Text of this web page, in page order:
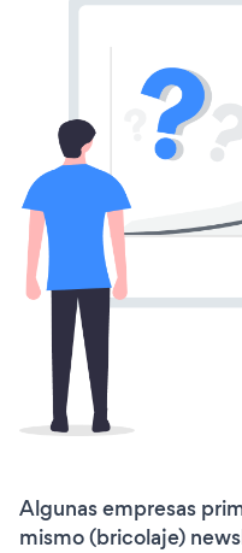
Algunas empresas
mismo (bricolaje)